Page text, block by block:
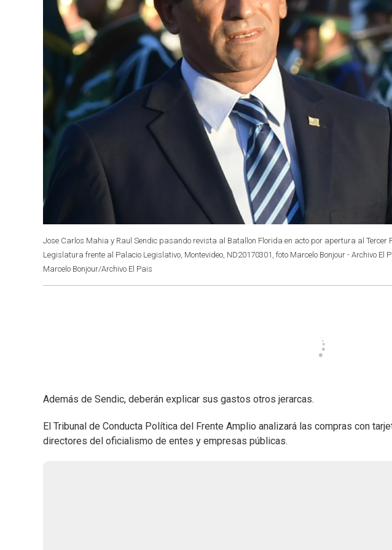
Jose Carlos Mahia y Raul Sendic pasando revista al Batallon Florida en acto por apertura al Tercer
Legislatura frente al Palacio Legislativo, Montevideo, ND20170301, foto Marcelo Bonjour - Archivo El
Marcelo Bonjour/Archivo El Pais
Además de Sendic, deberán explicar sus gastos otros jerarcas.
El Tribunal de Conducta Política del Frente Amplio analizará las compras con
directores del oficialismo de entes y empresas públicas.